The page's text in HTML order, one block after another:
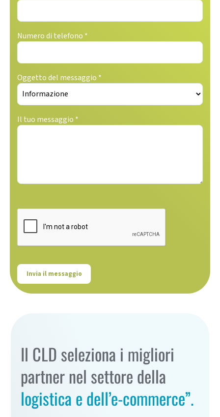
Numero di telefono *
Oggetto del messaggio *
Il tuo messaggio *
Il CLD seleziona i migliori
partner nel settore della
logistica e dell’e-commerce”.